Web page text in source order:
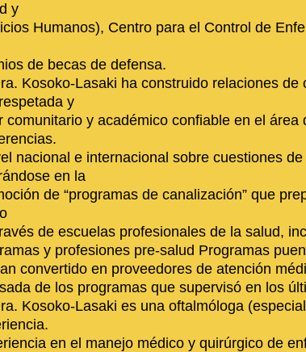
y
Humanos), Centro para el Control de
de becas de defensa.
Kosoko-Lasaki ha construido relaciones
y
comunitario y académico confiable en el
nacional e internacional sobre cuestiones
en la
de “programas de canalización” que
de escuelas profesionales de la salud,
y profesiones pre-salud Programas
convertido en proveedores de atención
de los programas que supervisó en los
Kosoko-Lasaki es una oftalmóloga
en el manejo médico y quirúrgico de